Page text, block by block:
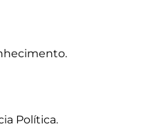
Política.